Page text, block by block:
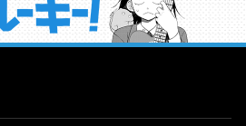
読み放題！ ジャンプルーキー！